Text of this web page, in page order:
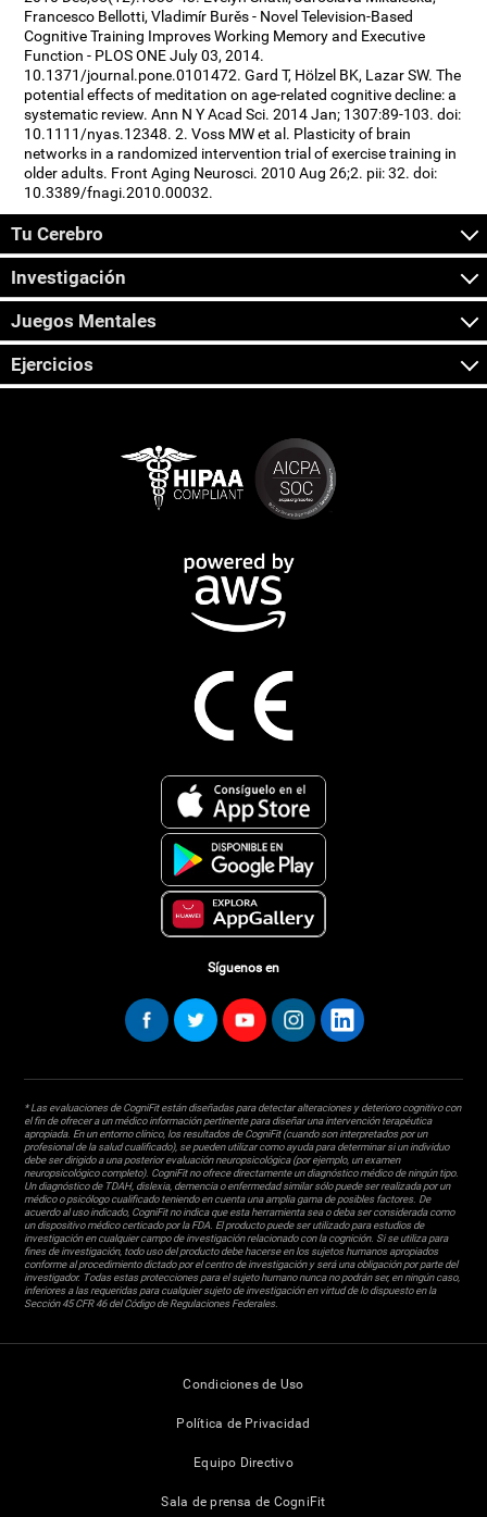
Francesco Bellotti, Vladimír Burěs - Novel Television-Based
Cognitive Training Improves Working Memory and Executive
Function - PLOS ONE July 03, 2014.
10.1371/journal.pone.0101472. Gard T, Hölzel BK, Lazar SW. The
potential effects of meditation on age-related cognitive decline: a
systematic review. Ann N Y Acad Sci. 2014 Jan; 1307:89-103. doi:
10.1111/nyas.12348. 2. Voss MW et al. Plasticity of brain
networks in a randomized intervention trial of exercise training in
older adults. Front Aging Neurosci. 2010 Aug 26;2. pii: 32. doi:
10.3389/fnagi.2010.00032.
Tu Cerebro
Investigación
Juegos Mentales
Ejercicios
Síguenos en
* Las evaluaciones de CogniFit están diseñadas para detectar alteraciones y deterioro cognitivo con
el fin de ofrecer a un médico información pertinente para diseñar una intervención terapéutica
apropiada. En un entorno clínico, los resultados de CogniFit (cuando son interpretados por un
profesional de la salud cualificado), se pueden utilizar como ayuda para determinar si un individuo
debe ser dirigido a una posterior evaluación neuropsicológica (por ejemplo, un examen
neuropsicológico completo). CogniFit no ofrece directamente un diagnóstico médico de ningún tipo.
Un diagnóstico de TDAH, dislexia, demencia o enfermedad similar sólo puede ser realizada por un
médico o psicólogo cualificado teniendo en cuenta una amplia gama de posibles factores. De
acuerdo al uso indicado, CogniFit no indica que esta herramienta sea o deba ser considerada como
un dispositivo médico certicado por la FDA. El producto puede ser utilizado para estudios de
investigación en cualquier campo de investigación relacionado con la cognición. Si se utiliza para
fines de investigación, todo uso del producto debe hacerse en los sujetos humanos apropiados
conforme al procedimiento dictado por el centro de investigación y será una obligación por parte del
investigador. Todas estas protecciones para el sujeto humano nunca no podrán ser, en ningún caso,
inferiores a las requeridas para cualquier sujeto de investigación en virtud de lo dispuesto en la
Sección 45 CFR 46 del Código de Regulaciones Federales.
Condiciones de Uso
Política de Privacidad
Equipo Directivo
Sala de prensa de CogniFit